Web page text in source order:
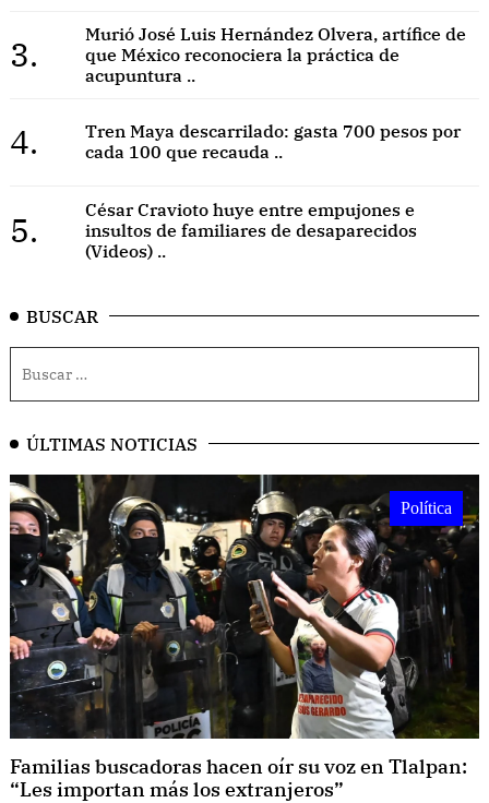
3.
Murió José Luis Hernández Olvera, artífice de
que México reconociera la práctica de
acupuntura ..
4.
Tren Maya descarrilado: gasta 700 pesos por
cada 100 que recauda ..
5.
César Cravioto huye entre empujones e
insultos de familiares de desaparecidos
(Videos) ..
BUSCAR
ÚLTIMAS NOTICIAS
Política
Familias buscadoras hacen oír su voz en Tlalpan:
“Les importan más los extranjeros”